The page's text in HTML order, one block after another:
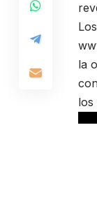
la
los